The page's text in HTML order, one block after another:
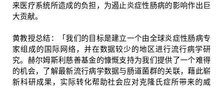
来医疗系统所造成的负担，为遏止炎症性肠病的影响作出巨
大贡献。
黄教授总结：「我们的目标是建立一个由全球炎症性肠病专
家组成的国际网络，并在数据较少的地区进行流行病学研
究。赫尔姆斯利慈善基金的慷慨支持为我们提供了一个难得
的机会，了解最新流行病学数据与肠道菌群的关联，藉此崭
新科研成果，实际转化帮助社会应对克隆氏症所带来的威